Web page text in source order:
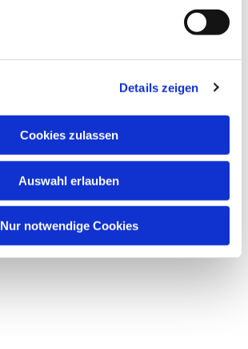
Details zeigen
Cookies zulassen
Auswahl erlauben
Nur notwendige Cookies